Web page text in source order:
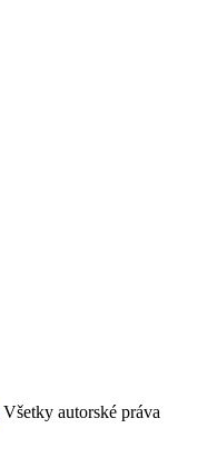
Všetky autorské práva